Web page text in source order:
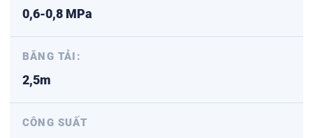
0,6-0,8 MPa
BĂNG TẢI:
2,5m
CÔNG SUẤT